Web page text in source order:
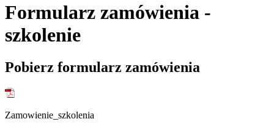
Formularz zamówienia -
szkolenie
Pobierz formularz zamówienia
Zamowienie_szkolenia